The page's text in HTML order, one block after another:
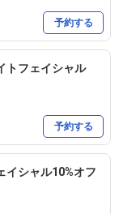
予約する
トフェイシャル
予約する
イシャル10%オフ